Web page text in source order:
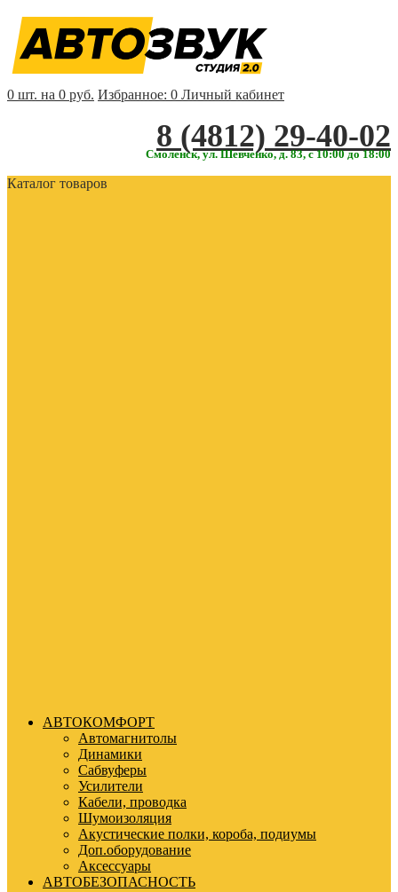
0 шт. на 0 руб. Избранное: 0 Личный кабинет
‎‎8 (4812) 29-40-02
Смоленск, ул. Шевченко, д. 83, с 10:00 до 18:00
Каталог товаров
АВТОКОМФОРТ
Автомагнитолы
Динамики
Сабвуферы
Усилители
Кабели, проводка
Шумоизоляция
Акустические полки, короба, подиумы
Доп.оборудование
Аксессуары
АВТОБЕЗОПАСНОСТЬ